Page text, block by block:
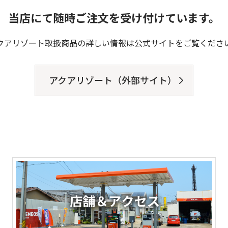
当店にて随時ご注文を受け付けています。
アリゾート取扱商品の詳しい情報は公式サイトをご覧くださ
アクアリゾート（外部サイト）